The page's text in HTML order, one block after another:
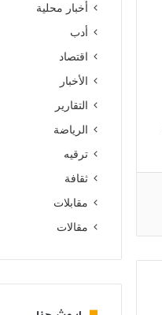
أخبار محلية
أدب
اقتصاد
الأخبار
التقارير
الرياضة
ترقيه
ثقافة
مقابلات
مقالات